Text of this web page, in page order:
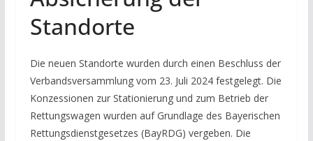
Standorte
Die neuen Standorte wurden durch einen Beschluss der
Verbandsversammlung vom 23. Juli 2024 festgelegt. Die
Konzessionen zur Stationierung und zum Betrieb der
Rettungswagen wurden auf Grundlage des Bayerischen
Rettungsdienstgesetzes (BayRDG) vergeben. Die